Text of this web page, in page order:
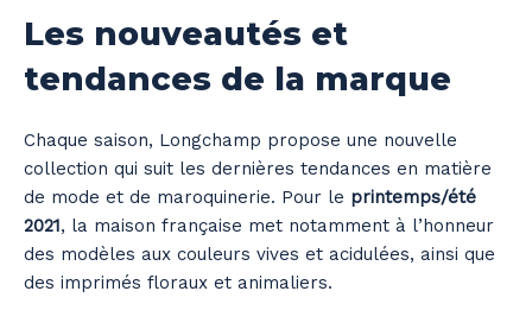
Les nouveautés et
tendances de la marque
Chaque saison, Longchamp propose une nouvelle
collection qui suit les dernières tendances en matière
de mode et de maroquinerie. Pour le printemps/été
2021, la maison française met notamment à l’honneur
des modèles aux couleurs vives et acidulées, ainsi que
des imprimés floraux et animaliers.